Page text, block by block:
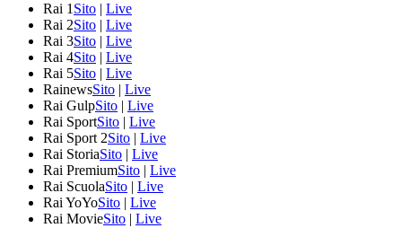
Rai 1 Sito | Live
Rai 2Sito | Live
Rai 3Sito | Live
Rai 4Sito | Live
Rai 5Sito | Live
RainewsSito | Live
Rai GulpSito | Live
Rai SportSito | Live
Rai Sport 2Sito | Live
Rai StoriaSito | Live
Rai PremiumSito | Live
Rai ScuolaSito | Live
Rai YoYoSito | Live
Rai MovieSito | Live